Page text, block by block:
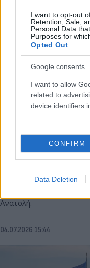
I want to opt-out
Retention, Sale,
Personal Data
Purposes for
Opted Out
Google consents
I want to allow
related to
device identifiers
CONFIRM
Data Deletion
Τηλεφωνική
Οι δύο υπουργοί
Ανατολή.
04.07.2026 15:44